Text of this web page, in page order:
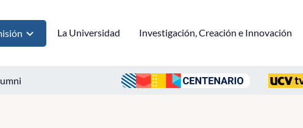
La Universidad Investigación, Creación e Innovación